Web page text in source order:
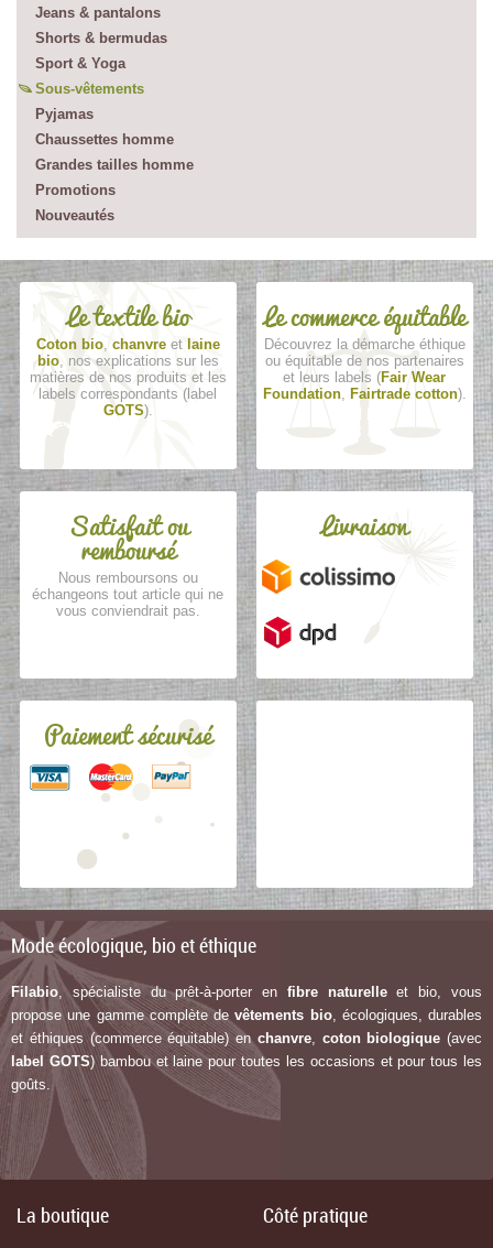
Jeans & pantalons
Shorts & bermudas
Sport & Yoga
Sous-vêtements
Pyjamas
Chaussettes homme
Grandes tailles homme
Promotions
Nouveautés
Le textile bio
Coton bio, chanvreet laine
bio, nos explications sur les
matières de nos produits et les
labels correspondants (label
GOTS).
Le commerce équitable
Découvrez la démarche éthique
ou équitable de nos partenaires
et leurs labels (Fair Wear
Foundation, Fairtrade cotton).
Satisfait ou
remboursé
Nous remboursons ou
échangeons tout article qui ne
vous conviendrait pas.
Livraison
Paiement sécurisé
Mode écologique, bio et éthique
Filabio , spécialiste du prêt-à-porter en fibre naturelleet bio, vous
propose une gamme complète devêtements bio, écologiques, durables
et éthiques (commerce équitable) en chanvre, coton biologique (avec
label GOTS) bambou et laine pour toutes les occasions et pour tous les
goûts.
La boutique Côté pratique